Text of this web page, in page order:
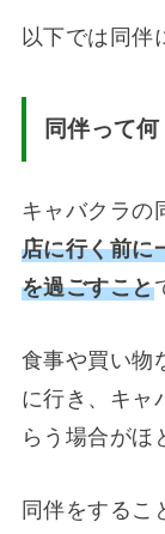
以下では同伴
同伴って何
キャバクラの
店に行く前に
を過ごすこと
食事や買い物
に行き、キャ
らう場合がほ
同伴をするこ